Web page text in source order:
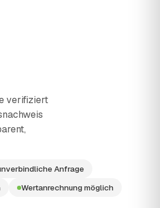
verifiziert
Anfrage
Wertanrechnung möglich